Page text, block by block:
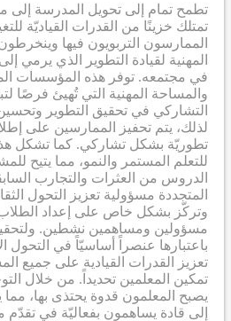
تطمح تمام إلى تحويل المدرسة إلى
تمتلك خزينًا من القدرات القياديّة
الممارسون التربويون فيها
المهنية لقيادة التطوير الذي يرمي
في مجتمعه. توفر هذه المؤسسات
والمساحة المهنية التي تُهيئ فرصًا
التشاركي في تحقيق التطوير
لذلك، يتم تحفيز الممارسين على
تطوريّة بشكل تشاركي. كما تشكل هذه
للتعلم المستمر والنمو، مما يتيح
الدروس من العثرات والتجارب
المتجددة مسؤولية تعزيز التحول
وتركّز بشكل خاص على إعداد الطلاب
مسؤولين ومساهمين نشطين.
باعتبارها عنصراً أساسيّاً في
تعزيز القدرات القيادية على جميع
تمكين المعلمين تحديداً. من خلال
يصبح المعلمون قدوة يحتذى بها،
إلى قادة يساهمون بفعاليّة في تقدّم